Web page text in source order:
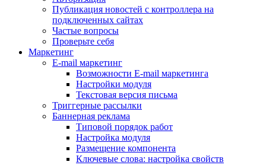
Публикация новостей с контроллера на
подключенных сайтах
Частые вопросы
Проверьте себя
Маркетинг
E-mail маркетинг
Возможности E-mail маркетинга
Настройки модуля
Текстовая версия письма
Триггерные рассылки
Баннерная реклама
Типовой порядок работ
Настройка модуля
Размещение компонента
Ключевые слова: настройка свойств